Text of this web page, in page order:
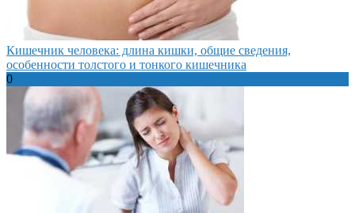
Кишечник человека: длина кишки, общие сведения,
особенности толстого и тонкого кишечника
0